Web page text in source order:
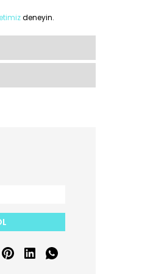
deneyin.